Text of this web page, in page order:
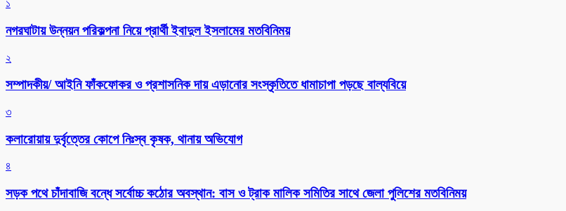
১
নগরঘাটায় উন্নয়ন পরিকল্পনা নিয়ে প্রার্থী ইবাদুল ইসলামের মতবিনিময়
২
সম্পাদকীয়/ আইনি ফাঁকফোকর ও প্রশাসনিক দায় এড়ানোর সংস্কৃতিতে ধামাচাপা পড়ছে বাল্যবিয়ে
৩
কলারোয়ায় দুর্বৃত্তের কোপে নিঃস্ব কৃষক, থানায় অভিযোগ
৪
সড়ক পথে চাঁদাবাজি বন্ধে সর্বোচ্চ কঠোর অবস্থান: বাস ও ট্রাক মালিক সমিতির সাথে জেলা পুলিশের মতবিনিময়